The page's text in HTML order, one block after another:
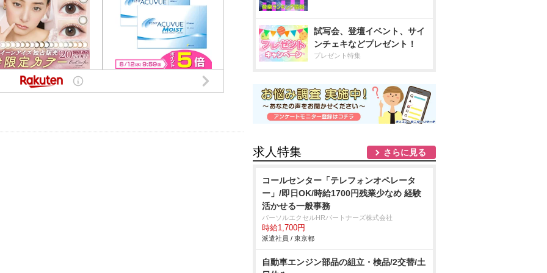
試写会、登壇イベント、サイ
ンチェキなどプレゼント！
プレゼント特集
求人特集 さらに見る
コールセンター「テレフォンオペレータ
ー」/即日OK/時給1700円残業少なめ 経験
活かせる一般事務
パーソルエクセルHRパートナーズ株式会社
時給1,700円
派遣社員 / 東京都
自動車エンジン部品の組立・検品/2交替/土